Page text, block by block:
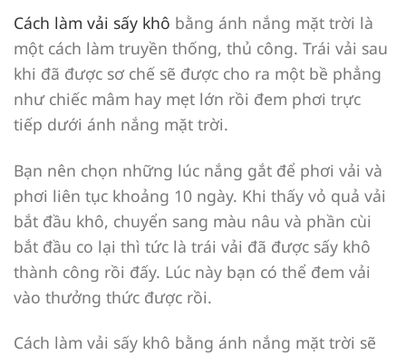
Cách làm vải sấy khô bằng ánh nắng mặt trời là
một cách làm truyền thống, thủ công. Trái vải sau
khi đã được sơ chế sẽ được cho ra một bề phẳng
như chiếc mâm hay mẹt lớn rồi đem phơi trực
tiếp dưới ánh nắng mặt trời.
Bạn nên chọn những lúc nắng gắt để phơi vải và
phơi liên tục khoảng 10 ngày. Khi thấy vỏ quả vải
bắt đầu khô, chuyển sang màu nâu và phần cùi
bắt đầu co lại thì tức là trái vải đã được sấy khô
thành công rồi đấy. Lúc này bạn có thể đem vải
vào thưởng thức được rồi.
Cách làm vải sấy khô bằng ánh nắng mặt trời sẽ